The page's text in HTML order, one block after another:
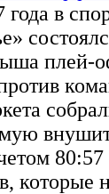
года в
плей-
которые